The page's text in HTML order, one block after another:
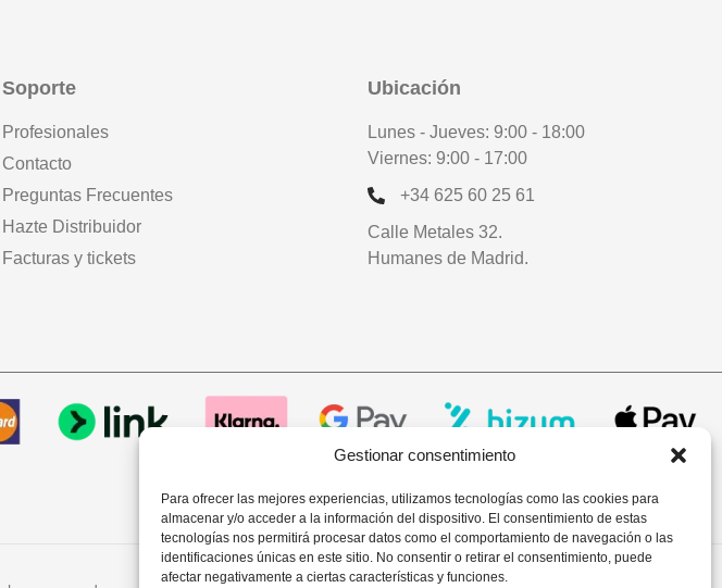
Gestionar consentimiento
Para ofrecer las mejores experiencias, utilizamos tecnologías como las cookies para
almacenar y/o acceder a la información del dispositivo. El consentimiento de estas
tecnologías nos permitirá procesar datos como el comportamiento de navegación o las
identificaciones únicas en este sitio. No consentir o retirar el consentimiento, puede
afectar negativamente a ciertas características y funciones.
Soporte
Profesionales
Contacto
Preguntas Frecuentes
Hazte Distribuidor
Facturas y tickets
Ubicación
Lunes - Jueves: 9:00 - 18:00
Viernes: 9:00 - 17:00
+34 625 60 25 61
Calle Metales 32.
Humanes de Madrid.